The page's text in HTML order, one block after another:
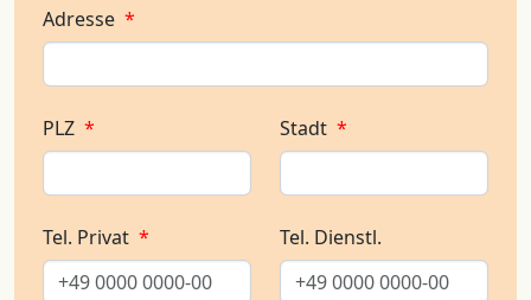
Adresse *
PLZ * Stadt *
Tel. Privat * Tel. Dienstl.